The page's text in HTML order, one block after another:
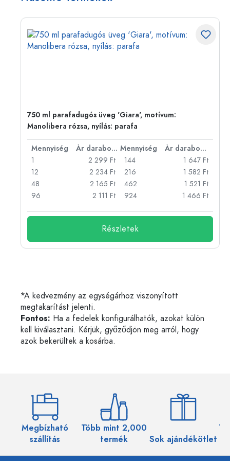
750 ml parafadugós üveg 'Giara', motívum:
Manolibera rózsa, nyílás: parafa
Mennyiség Ár darabonként Mennyiség
Ár darabonként
1
2 299 Ft
12
2 234 Ft
48
2 165 Ft
96
2 111 Ft
144
1 647 Ft
216
1 582 Ft
462
1 521 Ft
924
1 466 Ft
Részletek
*A kedvezmény az egységárhoz viszonyított
megtakarítást jelenti.
Fontos: Ha a fedelek konfigurálhatók, azokat külön
kell kiválasztani. Kérjük, győződjön meg arról, hogy
azok bekerültek a kosárba.
Megbízható
szállítás
Több mint 2,000
termék
Sok ajándékötlet